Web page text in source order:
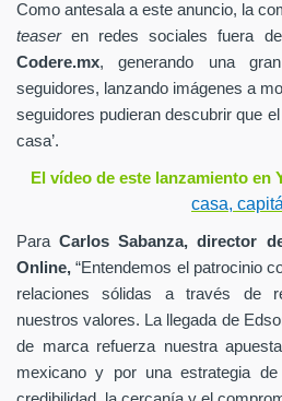
Como antesala a este anuncio, la
teaseren redes sociales fuera
Codere.mx,
generando una
seguidores, lanzando imágenes a
seguidores pudieran descubrir que
casa’.
El vídeo de este lanzamiento en
casa,
ParaCarlos Sabanza, director
Online, “Entendemos el patrocinio
relaciones sólidas a través de
nuestros valores. La llegada de
de marca refuerza nuestra
mexicano y por una estrategia